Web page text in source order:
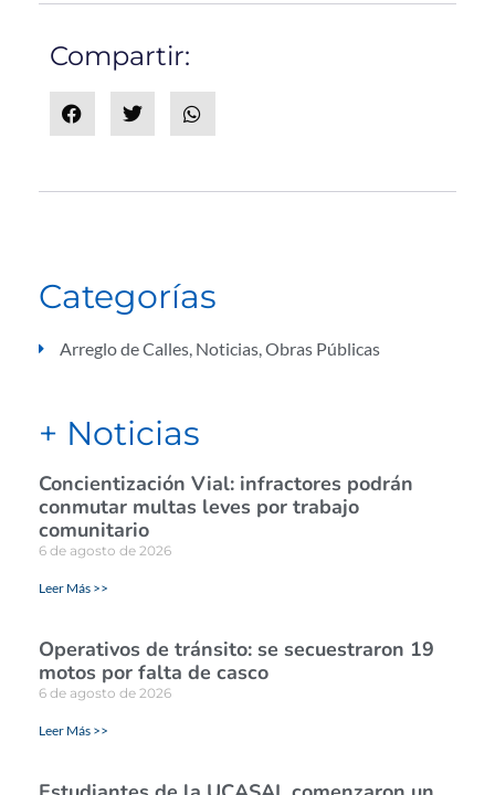
Compartir:
Categorías
Arreglo de Calles, Noticias,Obras Públicas
+ Noticias
Concientización Vial: infractores podrán
conmutar multas leves por trabajo
comunitario
6 de agosto de 2026
Leer Más >>
Operativos de tránsito: se secuestraron 19
motos por falta de casco
6 de agosto de 2026
Leer Más >>